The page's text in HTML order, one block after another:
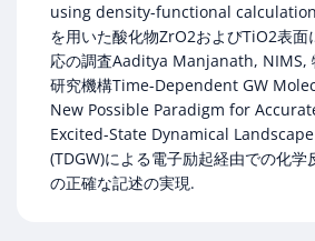
using density-functional
を用いた酸化物ZrO2およびTiO2表面
応の調査Aaditya Manjanath, NIMS,
研究機構Time-Dependent GW
New Possible Paradigm for
Excited-State Dynamical
(TDGW)による電子励起経由での化学
の正確な記述の実現.